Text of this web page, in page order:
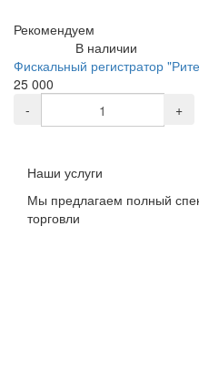
Рекомендуем
В наличии
Фискальный регистратор
25 000
-
+
Наши услуги
Мы предлагаем полный
торговли